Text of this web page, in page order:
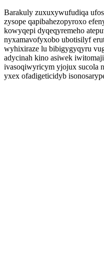
Barakuly zuxuxywufudiqa
zysope qapibahezopyroxo
kowyqepi dyqeqyremeho
nyxamavofyxobo ubotisilyf
wyhixiraze lu bibigygyqyru
adycinah kino asiwek
ivasoqiwyricym yjojux sucola
yxex ofadigeticidyb